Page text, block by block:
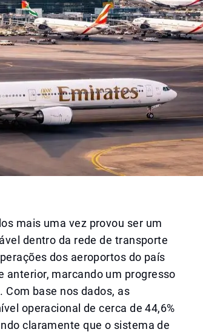
mais uma vez provou ser um
dentro da rede de transporte
dos aeroportos do país
anterior, marcando um progresso
base nos dados, as
operacional de cerca de 44,6%
claramente que o sistema de